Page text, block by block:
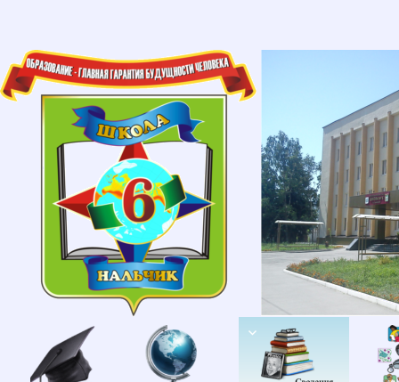
Главная Новости